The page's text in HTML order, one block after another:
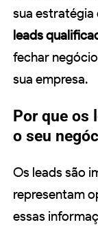
sua estratégia
leads
fechar
sua empresa.
Por que os
o seu
Os leads são
representam
essas